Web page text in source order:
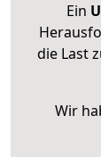
Ein
die Last
Wir